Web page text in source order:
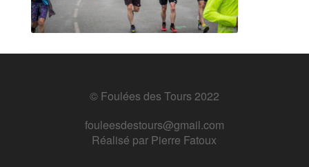
© Foulées des Tours 2022
fouleesdestours@gmail.com
Réalisé par Pierre Fatoux